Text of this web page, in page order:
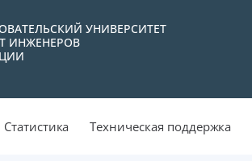
УНИВЕРСИТЕТ
ИНЖЕНЕРОВ
Статистика Техническая поддержка